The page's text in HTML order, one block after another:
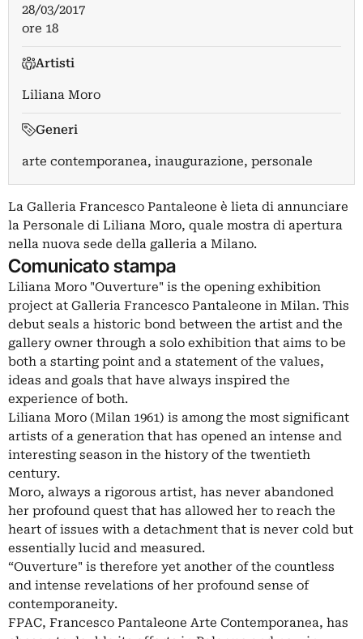
28/03/2017
ore 18
Artisti
Liliana Moro
Generi
arte contemporanea, inaugurazione, personale
La Galleria Francesco Pantaleone è lieta di annunciare
la Personale di Liliana Moro, quale mostra di apertura
nella nuova sede della galleria a Milano.
Comunicato stampa
Liliana Moro "Ouverture" is the opening exhibition
project at Galleria Francesco Pantaleone in Milan. This
debut seals a historic bond between the artist and the
gallery owner through a solo exhibition that aims to be
both a starting point and a statement of the values,
ideas and goals that have always inspired the
experience of both.
Liliana Moro (Milan 1961) is among the most significant
artists of a generation that has opened an intense and
interesting season in the history of the twentieth
century.
Moro, always a rigorous artist, has never abandoned
her profound quest that has allowed her to reach the
heart of issues with a detachment that is never cold but
essentially lucid and measured.
“Ouverture" is therefore yet another of the countless
and intense revelations of her profound sense of
contemporaneity.
FPAC, Francesco Pantaleone Arte Contemporanea, has